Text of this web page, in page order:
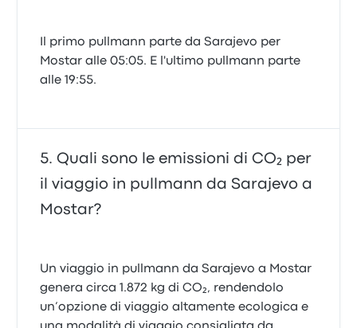
Il primo pullmann parte da Sarajevo per
Mostar alle 05:05. E l'ultimo pullmann parte
alle 19:55.
Quali sono le emissioni di CO₂ per
il viaggio in pullmann da Sarajevo a
Mostar?
Un viaggio in pullmann da Sarajevo a Mostar
genera circa 1.872 kg di CO₂, rendendolo
un’opzione di viaggio altamente ecologica e